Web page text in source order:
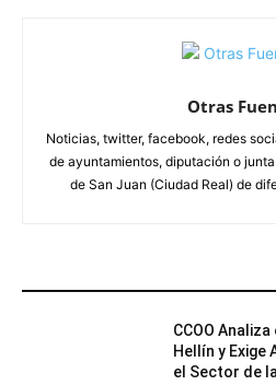
Otras
Noticias, twitter, facebook, redes
de ayuntamientos, diputación o
de San Juan (Ciudad Real) de
CCOO
Hellín y Exige
el Sector de